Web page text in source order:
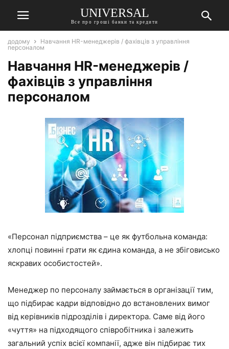
UNIVERSAL
Все про гроші банки та кредити
додому
Навчання HR-менеджерів / фахівців з управління
персоналом
Навчання HR-менеджерів /
фахівців з управління
персоналом
«Персонал підприємства – це як футбольна команда:
хлопці повинні грати як єдина команда, а не збіговисько
яскравих особистостей».
Менеджер по персоналу займається в організації тим,
що підбирає кадри відповідно до встановлених вимог
від керівників підрозділів і директора. Саме від його
«чуття» на підходящого співробітника і залежить
загальний успіх всієї компанії, адже він підбирає тих